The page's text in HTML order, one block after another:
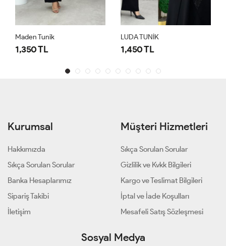
Maden Tunik
1,350 TL
LUDA TUNİK
1,450 TL
Kurumsal
Hakkımızda
Sıkça Sorulan Sorular
Banka Hesaplarımız
Sipariş Takibi
İletişim
Müşteri Hizmetleri
Sıkça Sorulan Sorular
Gizlilik ve Kvkk Bilgileri
Kargo ve Teslimat Bilgileri
İptal ve İade Koşulları
Mesafeli Satış Sözleşmesi
Sosyal Medya